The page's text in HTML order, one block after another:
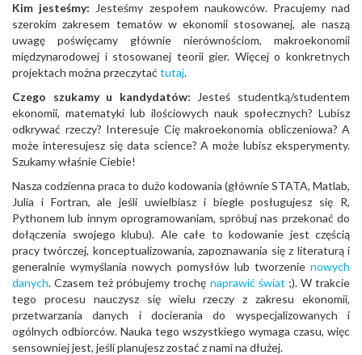
Kim jesteśmy: Jesteśmy zespołem naukowców. Pracujemy nad
szerokim zakresem tematów w ekonomii stosowanej, ale naszą
uwagę poświęcamy głównie nierównościom, makroekonomii
międzynarodowej i stosowanej teorii gier. Więcej o konkretnych
projektach można przeczytać tutaj.
Czego szukamy u kandydatów:
Jesteś studentką/studentem
ekonomii, matematyki lub ilościowych nauk społecznych? Lubisz
odkrywać rzeczy? Interesuje Cię makroekonomia obliczeniowa? A
może interesujesz się data science? A może lubisz eksperymenty.
Szukamy właśnie Ciebie!
Nasza codzienna praca to dużo kodowania (głównie STATA, Matlab,
Julia i Fortran, ale jeśli uwielbiasz i biegle posługujesz się R,
Pythonem lub innym oprogramowaniam, spróbuj nas przekonać do
dołączenia swojego klubu). Ale całe to kodowanie jest częścią
pracy twórczej, konceptualizowania, zapoznawania się z literaturą i
generalnie wymyślania nowych pomysłów lub tworzenie nowych
danych. Czasem też próbujemy trochę naprawić świat ;). W trakcie
tego procesu nauczysz się wielu rzeczy z zakresu ekonomii,
przetwarzania danych i docierania do wyspecjalizowanych i
ogólnych odbiorców. Nauka tego wszystkiego wymaga czasu, więc
sensowniej jest, jeśli planujesz zostać z nami na dłużej.